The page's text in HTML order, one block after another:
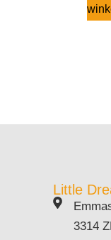
Little
3314